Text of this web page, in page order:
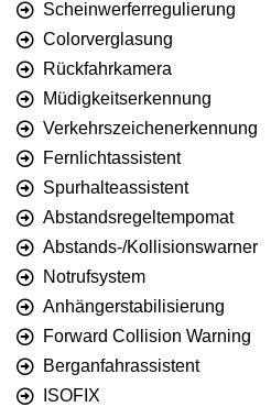
Scheinwerferregulierung
Colorverglasung
Rückfahrkamera
Müdigkeitserkennung
Verkehrszeichenerkennung
Fernlichtassistent
Spurhalteassistent
Abstandsregeltempomat
Abstands-/Kollisionswarner
Notrufsystem
Anhängerstabilisierung
Forward Collision Warning
Berganfahrassistent
ISOFIX